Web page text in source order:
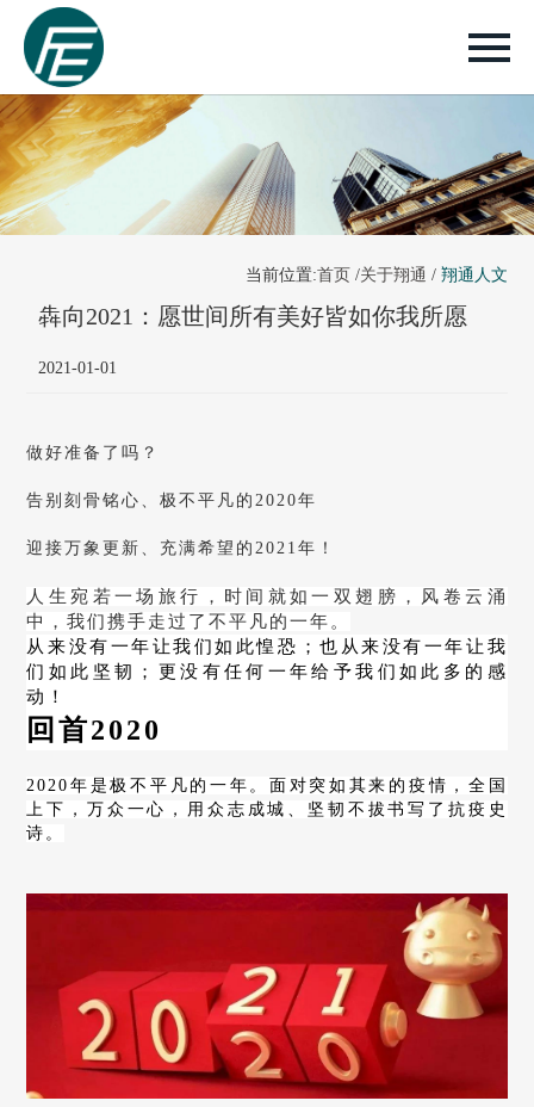
当前位置:首页 /关于翔通 / 翔通人文
犇向2021：愿世间所有美好皆如你我所愿
2021-01-01
做好准备了吗？
告别刻骨铭心、极不平凡的2020年
迎接万象更新、充满希望的2021年！
人生宛若一场旅行，时间就如一双翅膀，风卷云涌
中，我们携手走过了不平凡的一年。
从来没有一年让我们如此惶恐；也从来没有一年让我
们如此坚韧；更没有任何一年给予我们如此多的感
动！
回首2020
2020年是极不平凡的一年。面对突如其来的疫情，全国
上下，万众一心，用众志成城、坚韧不拔书写了抗疫史
诗。